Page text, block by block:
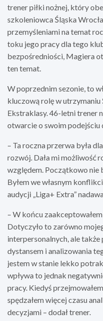
trener piłki nożnej, który
szkoleniowca Śląska
przemyśleniami na temat
toku jego pracy dla tego
bezpośredniości, Magiera
ten temat.
W poprzednim sezonie, to
kluczową rolę w utrzymaniu
Ekstraklasy. 46-letni trener
otwarcie o swoim podejściu
– Ta roczna przerwa była
rozwój. Dała mi możliwość
względem. Początkowo nie
Byłem we własnym
audycji „Liga+ Extra”
– W końcu
Dotyczyło to zarówno
interpersonalnych, ale
dystansem i analizowania
jestem w stanie lekko
wpływa to jednak
pracy. Kiedyś
spędzałem więcej czasu
decyzjami – dodał trener.